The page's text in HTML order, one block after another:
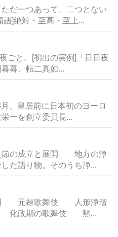
だ一つあって、二つとない
]絶対・至高・至上...
ごと。[初出の実例]「日日夜
暮、転二真如...
、皇居前に日本初のヨーロ
一を創立委員長...
成立と展開 地方の浄
た語り物。そのうち浄...
元禄歌舞伎 人形浄瑠
政期の歌舞伎 黙...